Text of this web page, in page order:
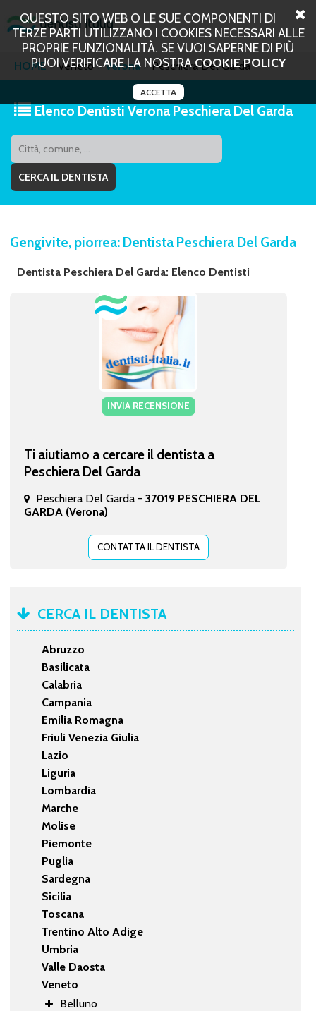
QUESTO SITO WEB O LE SUE COMPONENTI DI
TERZE PARTI UTILIZZANO I COOKIES NECESSARI ALLE
PROPRIE FUNZIONALITÀ. SE VUOI SAPERNE DI PIÙ
PUOI VERIFICARE LA NOSTRACOOKIE POLICY
ACCETTA
HOME Veneto Verona Peschiera Del Garda
Elenco Dentisti Verona Peschiera Del Garda
Gengivite, piorrea: Dentista Peschiera Del Garda
Dentista Peschiera Del Garda: Elenco Dentisti
INVIA RECENSIONE
Ti aiutiamo a cercare il dentista a
Peschiera Del Garda
Peschiera Del Garda - 37019 PESCHIERA DEL
GARDA (Verona)
CONTATTA IL DENTISTA
CERCA IL DENTISTA
Abruzzo
Basilicata
Calabria
Campania
Emilia Romagna
Friuli Venezia Giulia
Lazio
Liguria
Lombardia
Marche
Molise
Piemonte
Puglia
Sardegna
Sicilia
Toscana
Trentino Alto Adige
Umbria
Valle Daosta
Veneto
Belluno